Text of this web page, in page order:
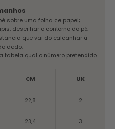
sobre uma folha de papel;
desenhar o contorno do pé;
que vai do calcanhar à
dedo;
tabela qual o número pretendido.
CM UK
22,8 2
23,4 3